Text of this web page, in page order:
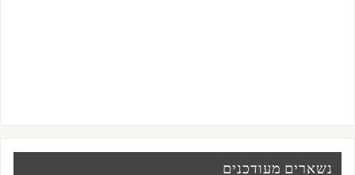
נשארים מעודכנים